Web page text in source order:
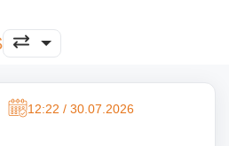
12:22 / 30.07.2026